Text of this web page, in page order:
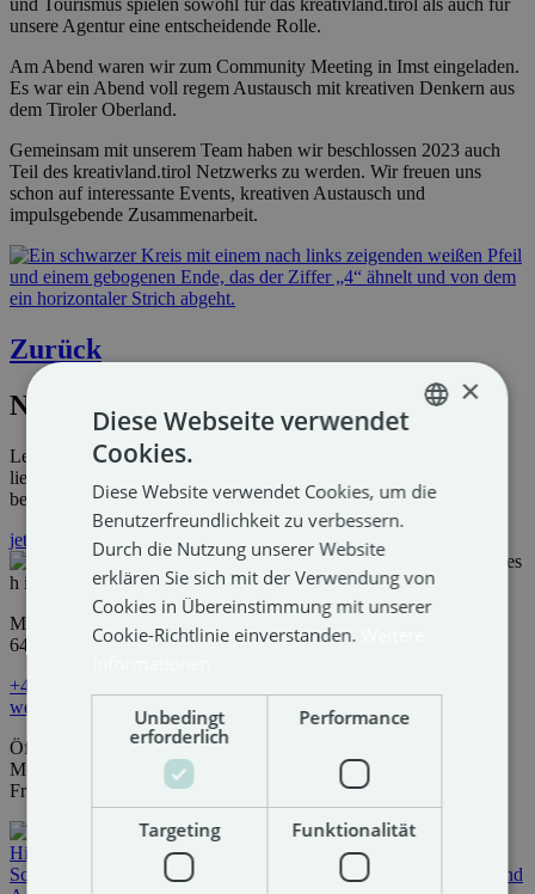
unsere Agentur eine entscheidende Rolle.
Am Abend waren wir zum Community Meeting in Imst eingeladen.
Es war ein Abend voll regem Austausch mit kreativen Denkern aus
dem Tiroler Oberland.
Gemeinsam mit unserem Team haben wir beschlossen 2023 auch
Teil des kreativland.tirol Netzwerks zu werden. Wir freuen uns
schon auf interessante Events, kreativen Austausch und
impulsgebende Zusammenarbeit.
Zurück
Newsletter
Let’s stay connected! Projekte, die überzeugen. Leistungen, die
liefern. Und Themen, die wirklich etwas mit dir zu tun haben
bekommt ihr von uns.
jetzt abonnieren
Mils Au 70
6493 Mils bei Imst
+43 5418 20877
welcome@huberwebmedia.at
Öffnungszeiten
Mo bis Do 08:00-12:00 & 13:00-17:00
Fr 08:00-12:00
ENGLISH
×
Diese Webseite verwendet
Cookies.
Diese Website verwendet Cookies, um die
Benutzerfreundlichkeit zu verbessern.
Durch die Nutzung unserer Website
erklären Sie sich mit der Verwendung von
Cookies in Übereinstimmung mit unserer
Cookie-Richtlinie einverstanden.
Unbedingt
erforderlich
Performance
Targeting Funktionalität